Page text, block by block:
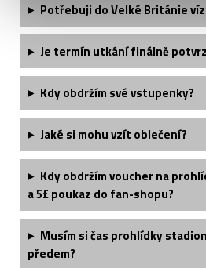
Potřebuji do Velké Británie
Je termín utkání finálně
Kdy obdržím své vstupenky?
Jaké si mohu vzít oblečení?
Kdy obdržím voucher na
a 5£ poukaz do fan-shopu?
Musím si čas prohlídky
předem?